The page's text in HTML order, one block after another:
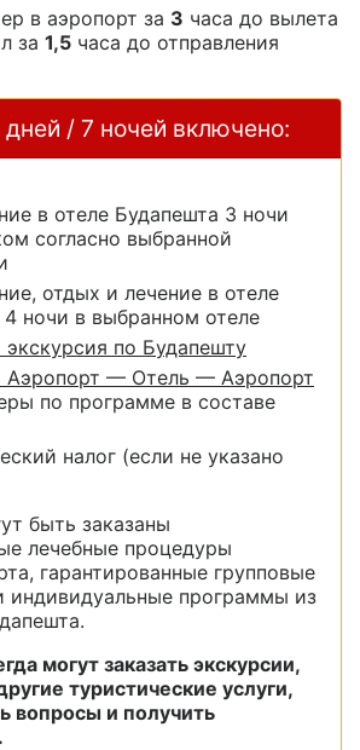
в аэропорт за 3 часа до вылета
за 1,5 часа до отправления
дней / 7 ночей включено:
в отеле Будапешта 3 ночи
согласно выбранной
отдых и лечение в отеле
ночи в выбранном отеле
экскурсия по Будапешту
Аэропорт — Отель — Аэропорт
по программе в составе
налог (если не указано
быть заказаны
лечебные процедуры
гарантированные групповые
индивидуальные программы из
могут заказать экскурсии,
туристические услуги,
вопросы и получить